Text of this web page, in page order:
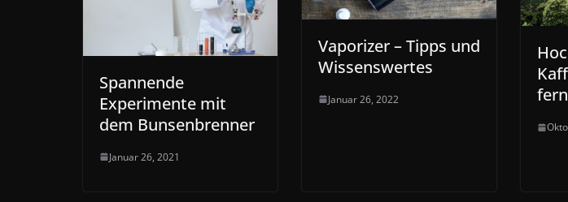
Spannende
Experimente mit
dem Bunsenbrenner
Januar 26, 2021
Vaporizer – Tipps und
Wissenswertes
Januar 26, 2022